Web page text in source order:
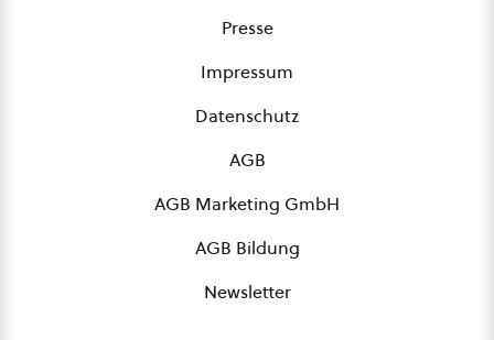
Presse
Impressum
Datenschutz
AGB
AGB Marketing GmbH
AGB Bildung
Newsletter